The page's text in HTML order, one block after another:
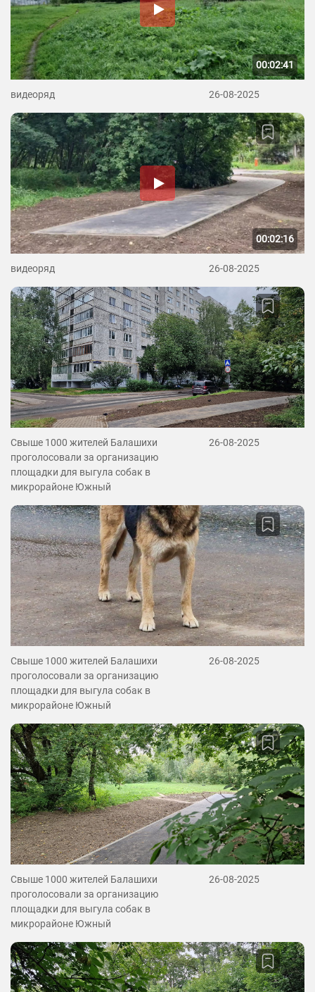
00:02:41
видеоряд 26-08-2025
00:02:16
видеоряд 26-08-2025
Свыше 1000 жителей Балашихи
проголосовали за организацию
площадки для выгула собак в
микрорайоне Южный
26-08-2025
Свыше 1000 жителей Балашихи
проголосовали за организацию
площадки для выгула собак в
микрорайоне Южный
26-08-2025
Свыше 1000 жителей Балашихи
проголосовали за организацию
площадки для выгула собак в
микрорайоне Южный
26-08-2025